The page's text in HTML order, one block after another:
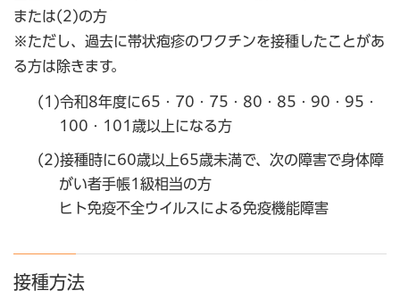
または(2)の方
※ただし、過去に帯状疱疹のワクチンを接種したことがあ
る方は除きます。
(1)令和8年度に65・70・75・80・85・90・95・
100・101歳以上になる方
(2)接種時に60歳以上65歳未満で、次の障害で身体障
がい者手帳1級相当の方
ヒト免疫不全ウイルスによる免疫機能障害
接種方法